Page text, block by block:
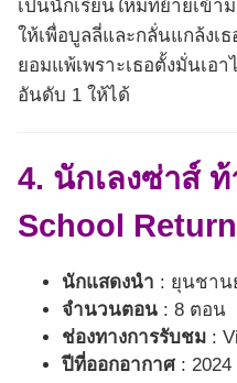
เป็นนักเรียนใหม่ที่ย้ายเข้า
ให้เพื่อบูลลี่และกลั่นแกล้งเ
ยอมแพ้เพราะเธอตั้งมั่นเอ
อันดับ 1 ให้ได้
4. นักเลงซ่าส์
School
นักแสดงนำ : ยุนชาน
จำนวนตอน : 8 ตอน
ช่องทางการรับชม :
ปีที่ออกอากาศ : 2024